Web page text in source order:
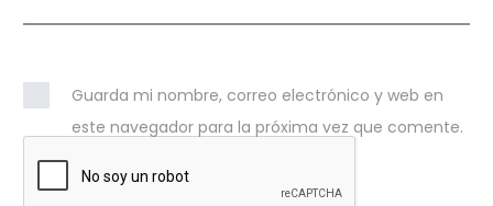
Guarda mi nombre, correo electrónico y web en
este navegador para la próxima vez que comente.